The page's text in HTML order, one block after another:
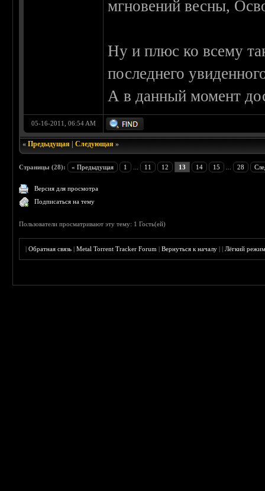
мгновений весны,
Ну и плюс ко всему
последнего
А в данный момент
05-16-2011, 06:54 AM
«Предыдущая |Следующая »
Страницы (28): « Предыдущая 1 11 12 13 14 15 28
Версия для просмотра
Подписаться на тему
Пользователи просматривают эту тему: 1 Гость(ей)
|Обратная связь |Metal Torrent Tracker Forum |Вернуться к началу ||Лёгкий